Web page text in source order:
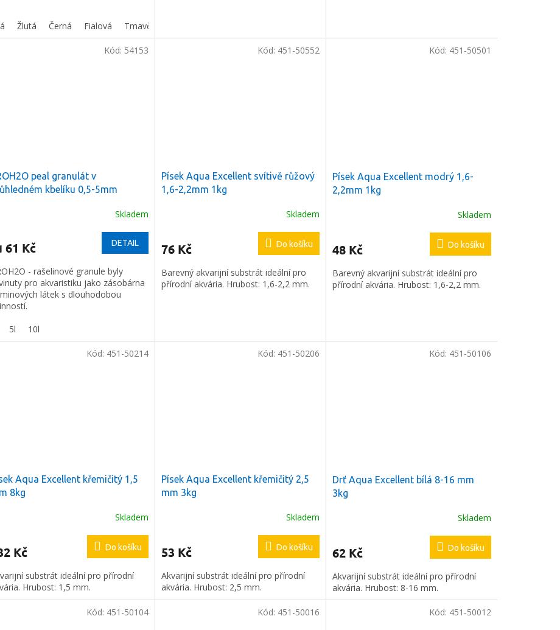
Žlutá Černá Fialová Tmavě modrá
peal granulát v
kbelíku 0,5-5mm
Skladem
61 Kč DETAIL
- rašelinové granule byly
pro akvaristiku jako zásobárna
látek s dlouhodobou
5l 10l
Kód: 54153
Písek Aqua Excellent svítivě růžový
1,6-2,2mm 1kg
Skladem
76 Kč Do košíku
Barevný akvarijní substrát ideální pro
přírodní akvária. Hrubost: 1,6-2,2 mm.
Kód: 451-50552
Písek Aqua Excellent modrý 1,6-
2,2mm 1kg
Skladem
48 Kč Do košíku
Barevný akvarijní substrát ideální pro
přírodní akvária. Hrubost: 1,6-2,2 mm.
Kód: 451-50501
Aqua Excellent křemičitý 1,5
8kg
Skladem
Kč Do košíku
substrát ideální pro přírodní
Hrubost: 1,5 mm.
Kód: 451-50214
Písek Aqua Excellent křemičitý 2,5
mm 3kg
Skladem
53 Kč Do košíku
Akvarijní substrát ideální pro přírodní
akvária. Hrubost: 2,5 mm.
Kód: 451-50206
Drť Aqua Excellent bílá 8-16 mm
3kg
Skladem
62 Kč Do košíku
Akvarijní substrát ideální pro přírodní
akvária. Hrubost: 8-16 mm.
Kód: 451-50106
Kód: 451-50104 Kód: 451-50016 Kód: 451-50012